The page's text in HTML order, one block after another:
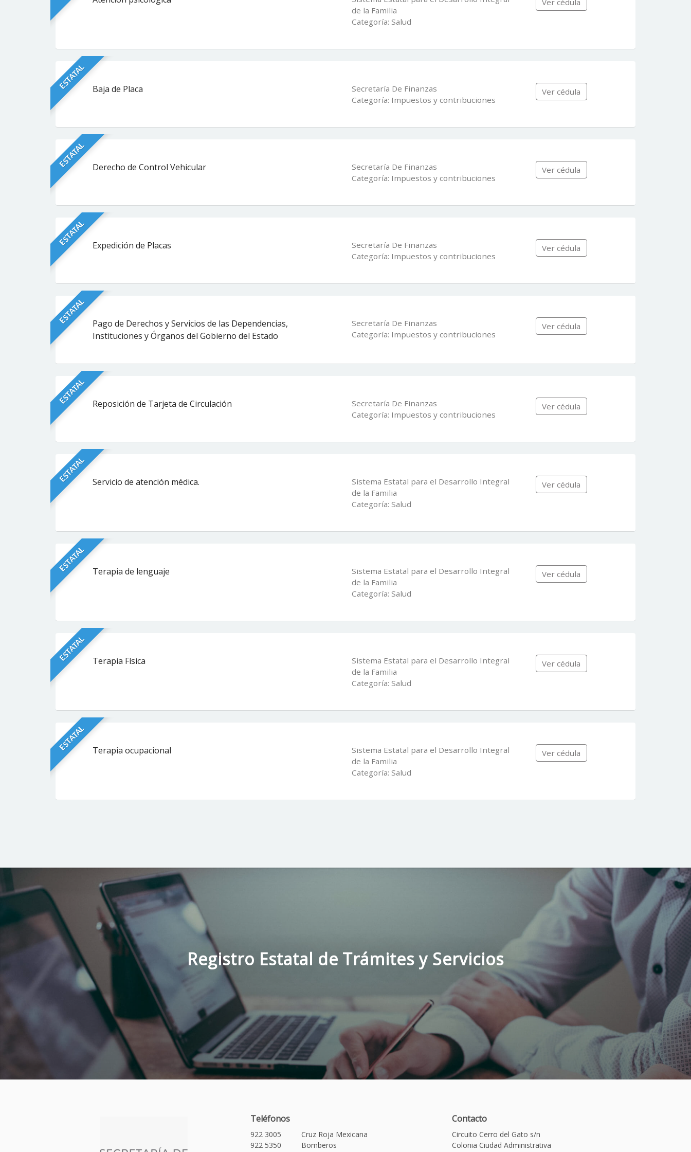
de la Familia
Categoría: Salud
Ver cédula
ESTATAL Baja de Placa
Secretaría De Finanzas
Categoría: Impuestos y contribuciones
Ver cédula
ESTATAL Derecho de Control Vehicular
Secretaría De Finanzas
Categoría: Impuestos y contribuciones
Ver cédula
ESTATAL Expedición de Placas
Secretaría De Finanzas
Categoría: Impuestos y contribuciones
Ver cédula
ESTATAL
Pago de Derechos y Servicios de las Dependencias,
Instituciones y Órganos del Gobierno del Estado
Secretaría De Finanzas
Categoría: Impuestos y contribuciones
Ver cédula
ESTATAL Reposición de Tarjeta de Circulación
Secretaría De Finanzas
Categoría: Impuestos y contribuciones
Ver cédula
ESTATAL Servicio de atención médica.
Sistema Estatal para el Desarrollo Integral
de la Familia
Categoría: Salud
Ver cédula
ESTATAL Terapia de lenguaje
Sistema Estatal para el Desarrollo Integral
de la Familia
Categoría: Salud
Ver cédula
ESTATAL Terapia Física
Sistema Estatal para el Desarrollo Integral
de la Familia
Categoría: Salud
Ver cédula
ESTATAL Terapia ocupacional
Sistema Estatal para el Desarrollo Integral
de la Familia
Categoría: Salud
Ver cédula
Registro Estatal de Trámites y Servicios
Teléfonos
922 3005
Cruz Roja Mexicana
922 5350
Bomberos
Contacto
Circuito Cerro del Gato s/n
Colonia Ciudad Administrativa